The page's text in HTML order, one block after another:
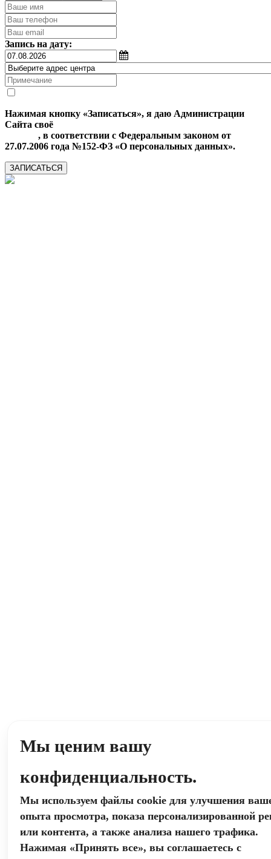
Запись на дату:
Нажимая кнопку «Записаться», я даю Администрации
Сайта своё
, в соответствии с Федеральным законом от
27.07.2006 года №152-ФЗ «О персональных данных».
ЗАПИСАТЬСЯ
Мы ценим вашу
конфиденциальность.
Мы используем файлы cookie для улучшения
опыта просмотра, показа персонализированной
или контента, а также анализа нашего трафика.
Нажимая «Принять все», вы соглашаетесь с